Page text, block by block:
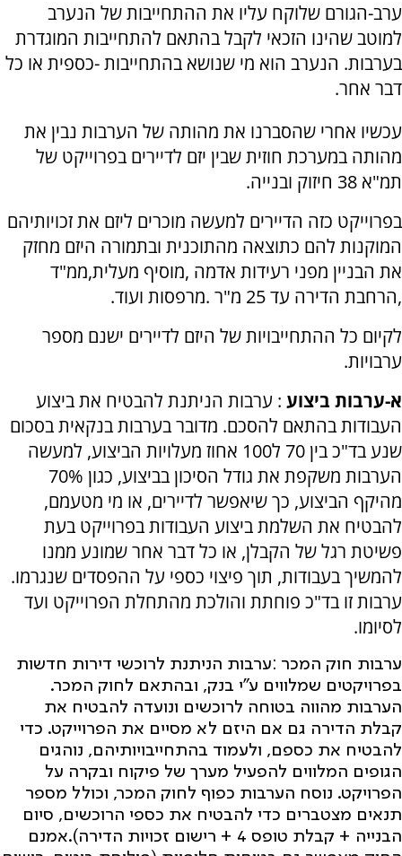
ערב-הגורם שלוקח עליו את ההתחייבות של הנערב
למוטב שהינו הזכאי לקבל בהתאם להתחייבות המוגדרת
בערבות. הנערב הוא מי שנושא בהתחייבות -כספית או כל
דבר אחר.
עכשיו אחרי שהסברנו את מהותה של הערבות נבין את
מהותה במערכת חוזית שבין יזם לדיירים בפרוייקט של
תמ"א 38 חיזוק ובנייה.
בפרוייקט כזה הדיירים למעשה מוכרים ליזם את זכויותיהם
המוקנות להם כתוצאה מהתוכנית ובתמורה היזם מחזק
את הבניין מפני רעידות אדמה ,מוסיף מעלית,ממ"ד
,הרחבת הדירה עד 25 מ"ר .מרפסות ועוד.
לקיום כל ההתחייבויות של היזם לדיירים ישנם מספר
ערבויות.
א-ערבות ביצוע : ערבות הניתנת להבטיח את ביצוע
העבודות בהתאם להסכם. מדובר בערבות בנקאית בסכום
שנע בד"כ בין 70 ל100 אחוז מעלויות הביצוע, למעשה
הערבות משקפת את גודל הסיכון בביצוע, כגון 70%
מהיקף הביצוע, כך שיאפשר לדיירים, או מי מטעמם,
להבטיח את השלמת ביצוע העבודות בפרוייקט בעת
פשיטת רגל של הקבלן, או כל דבר אחר שמונע ממנו
להמשיך בעבודות, תוך פיצוי כספי על ההפסדים שנגרמו.
ערבות זו בד"כ פוחתת והולכת מהתחלת הפרוייקט ועד
לסיומו.
ערבות חוק המכר :ערבות הניתנת לרוכשי דירות חדשות
בפרויקטים שמלווים ע"י בנק, ובהתאם לחוק המכר.
הערבות מהווה בטוחה לרוכשים ונועדה להבטיח את
קבלת הדירה גם אם היזם לא מסיים את הפרוייקט. כדי
להבטיח את כספם, ולעמוד בהתחייבויותיהם, נוהגים
הגופים המלווים להפעיל מערך של פיקוח ובקרה על
הפרויקט. נוסח הערבות כפוף לחוק המכר, וכולל מספר
תנאים מצטברים כדי להבטיח את כספי הרוכשים, סיום
הבנייה + קבלת טופס 4 + רישום זכויות הדירה).אמנם